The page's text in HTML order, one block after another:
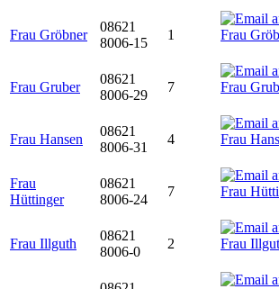
Frau Gröbner
08621
8006-15
1
Frau Gruber
08621
8006-29
7
Frau Hansen
08621
8006-31
4
Frau
Hüttinger
08621
8006-24
7
Frau Illguth
08621
8006-0
2